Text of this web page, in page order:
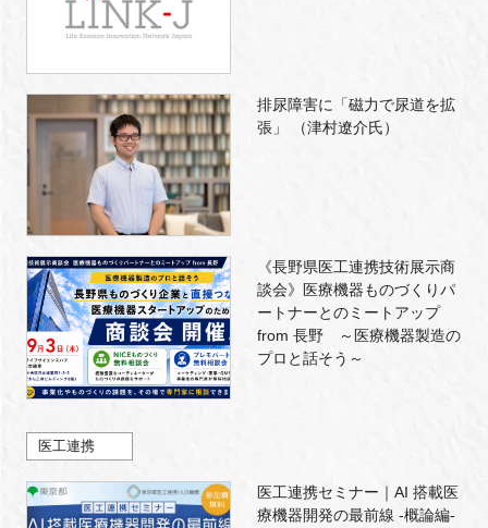
排尿障害に「磁力で尿道を拡
張」 （津村遼介氏）
《長野県医工連携技術展示商
談会》医療機器ものづくりパ
ートナーとのミートアップ
from 長野 ～医療機器製造の
プロと話そう～
医工連携
医工連携セミナー｜AI 搭載医
療機器開発の最前線 -概論編-